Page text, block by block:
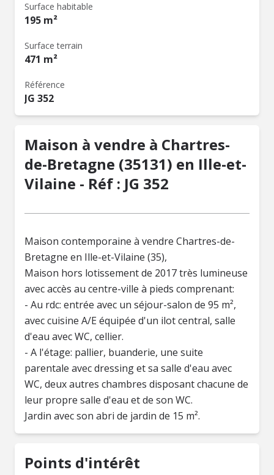
Surface habitable
195 m²
Surface terrain
471 m²
Référence
JG 352
Maison à vendre à Chartres-
de-Bretagne (35131) en Ille-et-
Vilaine - Réf : JG 352
Maison contemporaine à vendre Chartres-de-
Bretagne en Ille-et-Vilaine (35),
Maison hors lotissement de 2017 très lumineuse
avec accès au centre-ville à pieds comprenant:
- Au rdc: entrée avec un séjour-salon de 95 m²,
avec cuisine A/E équipée d'un ilot central, salle
d'eau avec WC, cellier.
- A l'étage: pallier, buanderie, une suite
parentale avec dressing et sa salle d'eau avec
WC, deux autres chambres disposant chacune de
leur propre salle d'eau et de son WC.
Jardin avec son abri de jardin de 15 m².
Points d'intérêt